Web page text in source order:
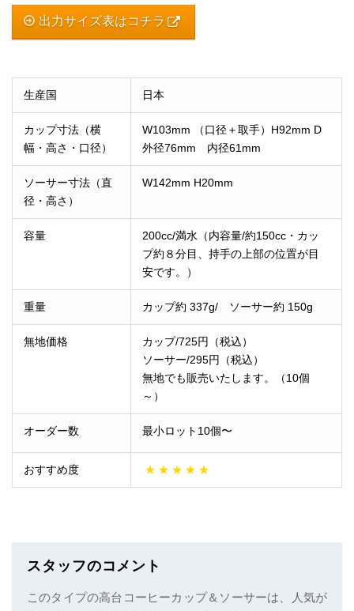
出力サイズ表はコチラ
生産国 日本
カップ寸法（横
幅・高さ・口径）
W103mm （口径＋取手）H92mm D
外径76mm 内径61mm
ソーサー寸法（直
径・高さ）
W142mm H20mm
容量
200cc/満水（内容量/約150cc・カッ
プ約８分目、持手の上部の位置が目
安です。）
重量 カップ約 337g/ ソーサー約 150g
無地価格
カップ/725円（税込）
ソーサー/295円（税込）
無地でも販売いたします。（10個
～）
オーダー数 最小ロット10個〜
おすすめ度 ★ ★ ★ ★ ★
スタッフのコメント
このタイプの高台コーヒーカップ＆ソーサーは、人気が